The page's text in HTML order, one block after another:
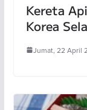
Kereta
Korea
Jumat, 22 April